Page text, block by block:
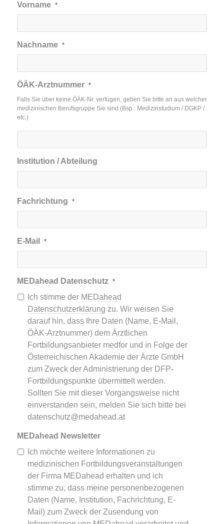
Vorname *
Nachname *
ÖÄK-Arztnummer *
Falls Sie über keine ÖÄK-Nr. verfügen, geben Sie bitte an aus welcher
medizinischen Berufsgruppe Sie sind (Bsp.: Medizinstudium / DGKP /
etc.)
Institution / Abteilung
Fachrichtung *
E-Mail *
MEDahead Datenschutz *
Ich stimme der MEDahead
Datenschutzerklärung zu. Wir weisen Sie
darauf hin, dass Ihre Daten (Name, E-Mail,
ÖÄK-Arztnummer) dem Ärztlichen
Fortbildungsanbieter medfor und in Folge der
Österreichischen Akademie der Ärzte GmbH
zum Zweck der Administrierung der DFP-
Fortbildungspunkte übermittelt werden.
Sollten Sie mit dieser Vorgangsweise nicht
einverstanden sein, melden Sie sich bitte bei
datenschutz@medahead.at
MEDahead Newsletter
Ich möchte weitere Informationen zu
medizinischen Fortbildungsveranstaltungen
der Firma MEDahead erhalten und ich
stimme zu, dass meine personenbezogenen
Daten (Name, Institution, Fachrichtung, E-
Mail) zum Zweck der Zusendung von